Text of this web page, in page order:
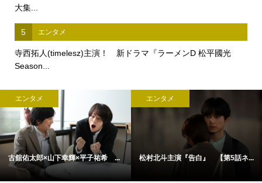
大集...
5 エンタメ
寺西拓人(timelesz)主演！ 新ドラマ『ラーメンD 松平國光
Season...
【第5話ネ... アン・ハサウェイ×ユアン・マクレ...
エンタメ
松村北斗主演『告